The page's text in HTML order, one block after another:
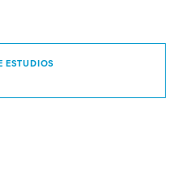
ESTUDIOS